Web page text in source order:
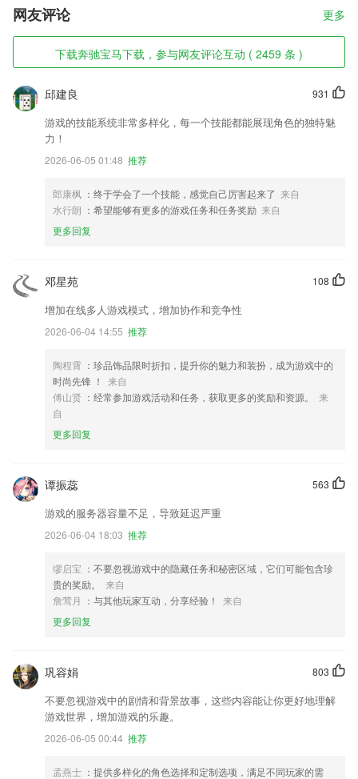
网友评论 更多
下载奔驰宝马下载，参与网友评论互动 ( 2459 条 )
931
邱建良
游戏的技能系统非常多样化，每一个技能都能展现角色的独特魅
力！
2026-06-05 01:48 推荐
郎康枫 ：终于学会了一个技能，感觉自己厉害起来了 来自
水行朗 ：希望能够有更多的游戏任务和任务奖励 来自
更多回复
108
邓星苑
增加在线多人游戏模式，增加协作和竞争性
2026-06-04 14:55 推荐
陶程霄 ：珍品饰品限时折扣，提升你的魅力和装扮，成为游戏中的
时尚先锋 ！
来自
傅山贤 ：经常参加游戏活动和任务，获取更多的奖励和资源。
来
自
更多回复
563
谭振蕊
游戏的服务器容量不足，导致延迟严重
2026-06-04 18:03 推荐
缪启宝 ：不要忽视游戏中的隐藏任务和秘密区域，它们可能包含珍
贵的奖励。
来自
詹莺月 ：与其他玩家互动，分享经验！
来自
更多回复
803
巩容娟
不要忽视游戏中的剧情和背景故事，这些内容能让你更好地理解
游戏世界，增加游戏的乐趣。
2026-06-05 00:44 推荐
孟燕士 ：提供多样化的角色选择和定制选项，满足不同玩家的需